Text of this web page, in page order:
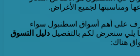
ومناسبتها لجميع الأغراض.
على أهم أسواق اسطنبول سواء
يلي سنعرض لكم بالتفصيل دليل التسوق
هناك: